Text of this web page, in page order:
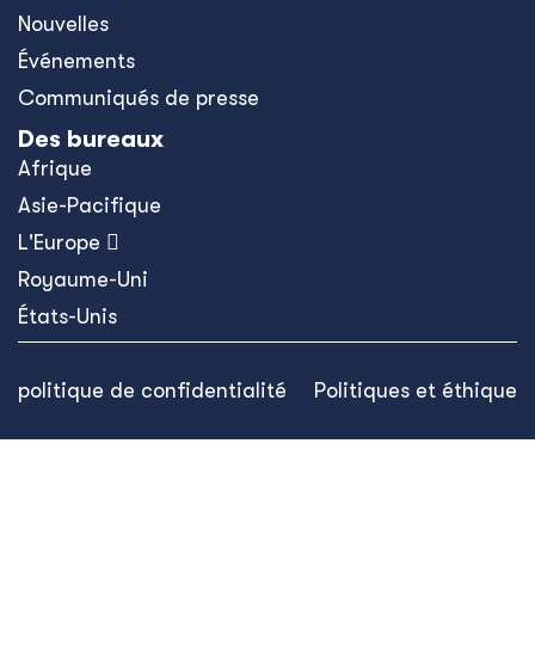
Nouvelles
Événements
Communiqués de presse
Des bureaux
Afrique
Asie-Pacifique
L'Europe 
Royaume-Uni
États-Unis
politique de confidentialité Politiques et éthique